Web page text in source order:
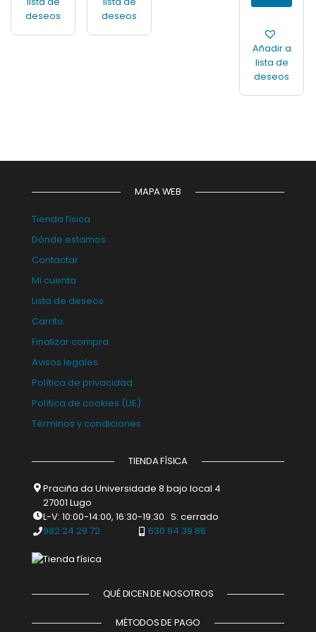
deseos
deseos
Añadir a
lista de
deseos
MAPA WEB
Tienda física
Dónde estamos
Contactar
Mi cuenta
Lista de deseos
Carrito
Finalizar compra
Avisos legales
Política de privacidad
Política de cookies (UE)
Términos y condiciones
TIENDA FÍSICA
Praciña da Universidade 8 bajo local 4
27001 Lugo
L-V: 10:00-14:00, 16:30-19:30 S: cerrado
982 24 29 72
630 94 39 86
QUÉ DICEN DE NOSOTROS
MÉTODOS DE PAGO